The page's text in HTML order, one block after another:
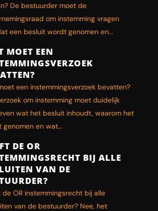
De bestuurder moet de
om instemming vragen
een besluit wordt genomen en...
MOET EEN
een instemmingsverzoek bevatten?
om instemming moet duidelijk
wat het besluit inhoudt, waarom het
genomen en wat...
DE OR
BIJ ALLE
VAN DE
de OR instemmingsrecht bij alle
van de bestuurder? Nee, het